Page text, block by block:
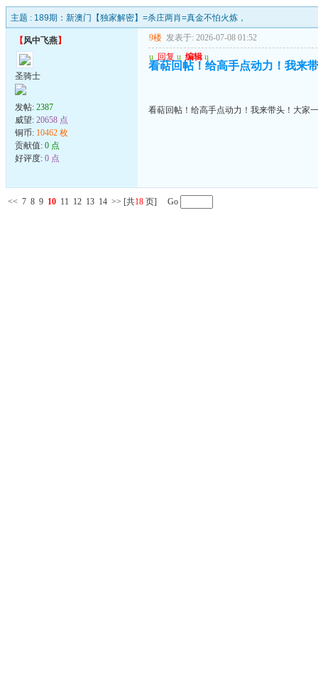
主题 : 189期：新澳门【独家解密】=杀庄两肖=真金不怕火炼，
【风中飞燕】
圣骑士
发帖: 2387
威望: 20658 点
铜币: 10462 枚
贡献值: 0 点
好评度: 0 点
9楼 发表于: 2026-07-08 01:52
u 回复 u 编辑 u
看萜回帖！给高手点动力！我来
看萜回帖！给高手点动力！我来带头！大家
<< 7 8 9 10 11 12 13 14 >> [共18 页] Go